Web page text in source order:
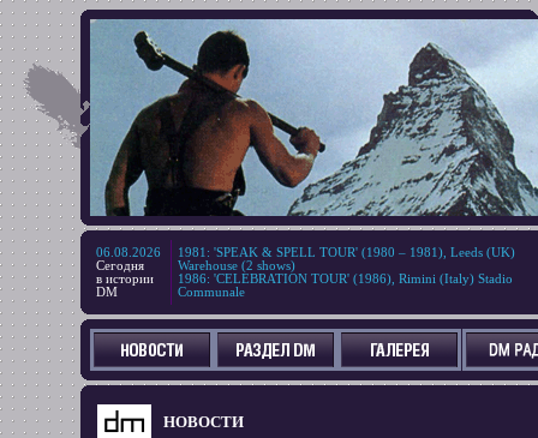
06.08.2026
Сегодня
в истории
DM
1981 : 'SPEAK & SPELL TOUR' (1980 – 1981), Leeds (UK)
Warehouse (2 shows)
1986: 'CELEBRATION TOUR' (1986), Rimini (Italy) Stadio
Communale
НОВОСТИ